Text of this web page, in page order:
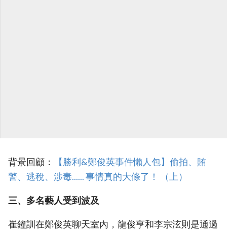
背景回顧：
【勝利&鄭俊英事件懶人包】偷拍、賄
警、逃稅、涉毒...... 事情真的大條了！ （上）
三、多名藝人受到波及
崔鐘訓在鄭俊英聊天室內，龍俊亨和李宗泫則是通過